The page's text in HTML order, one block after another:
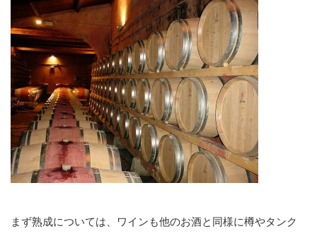
まず熟成については、ワインも他のお酒と同様に樽やタンク